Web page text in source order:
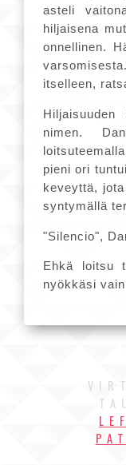
asteli
hiljaisena
onnellinen.
itselleen,
nimen.
pieni ori
keveyttä,
syntymällä
"Silencio",
Ehkä loitsu
nyökkäsi